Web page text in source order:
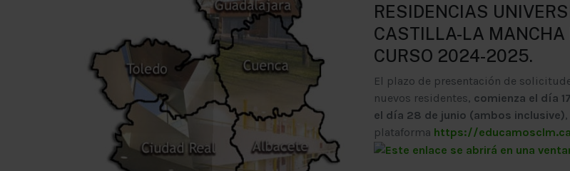
RESIDENCIAS
CASTILLA-LA MANCHA
CURSO 2024-2025.
El plazo de presentación de
nuevos residentes, comienza el día
el día 28 de junio (ambos inclusive)
plataforma https://